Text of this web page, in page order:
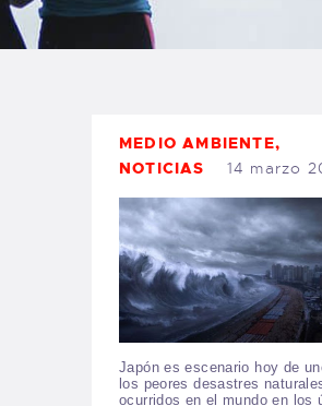
TIENDA FAMILY
WEBCAM SALINAS
MEDIO AMBIENTE,
NOTICIAS
14 marzo
Japón es escenario hoy de
los peores desastres
ocurridos en el mundo en los